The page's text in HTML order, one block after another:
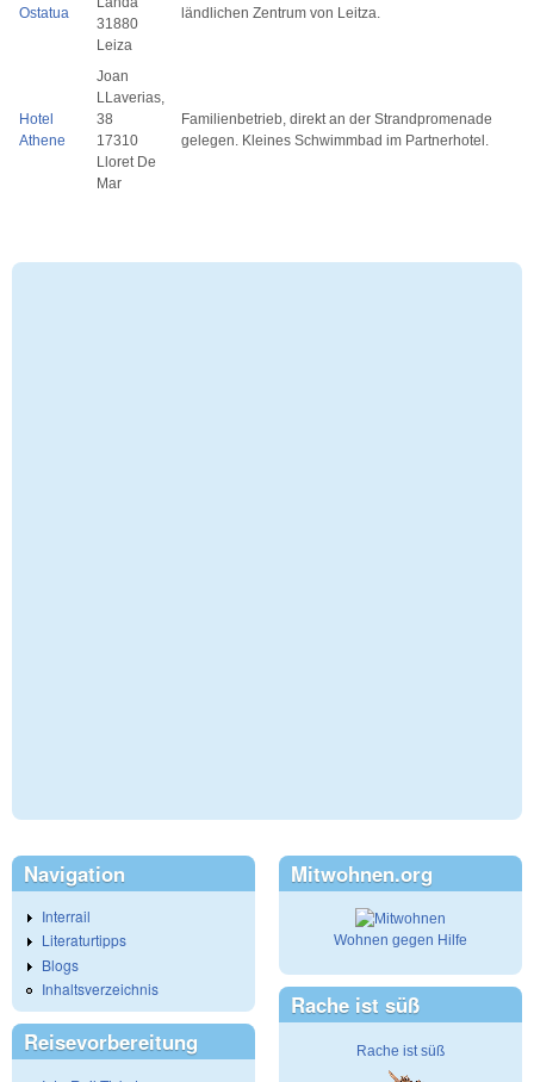
Ostatua
31880
Leiza
ländlichen Zentrum von Leitza.
Hotel
Athene
Joan
LLaverias,
38
17310
Lloret De
Mar
Familienbetrieb, direkt an der Strandpromenade
gelegen. Kleines Schwimmbad im Partnerhotel.
Navigation
Interrail
Literaturtipps
Blogs
Inhaltsverzeichnis
Reisevorbereitung
Mitwohnen.org
Wohnen gegen Hilfe
Rache ist süß
Rache ist süß